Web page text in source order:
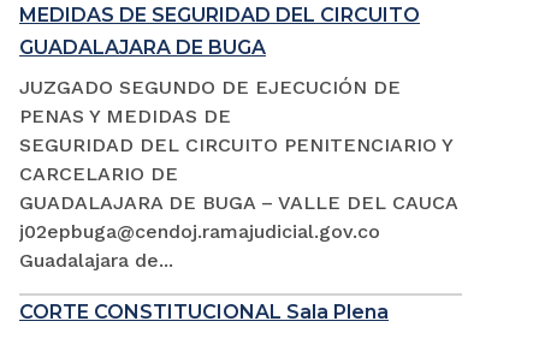
MEDIDAS DE SEGURIDAD DEL CIRCUITO
GUADALAJARA DE BUGA
JUZGADO SEGUNDO DE EJECUCIÓN DE
PENAS Y MEDIDAS DE
SEGURIDAD DEL CIRCUITO PENITENCIARIO Y
CARCELARIO DE
GUADALAJARA DE BUGA – VALLE DEL CAUCA
j02epbuga@cendoj.ramajudicial.gov.co
Guadalajara de...
CORTE CONSTITUCIONAL Sala Plena